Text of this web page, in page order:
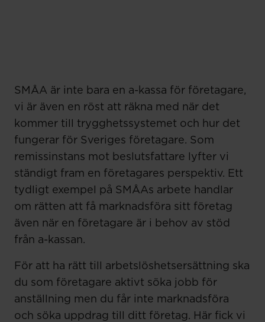
SMÅA är inte bara en a-kassa för företagare,
vi är även en röst att räkna med när det
kommer till trygghetssystemet och hur det
fungerar för Sveriges företagare. Som
remissinstans mot beslutsfattare lyfter vi
ständigt fram en företagares perspektiv. Ett
tydligt exempel på SMÅAs arbete handlar
om rätten att få marknadsföra sitt företag
även när en företagare är i behov av stöd
från a-kassan.
För att ha rätt till arbetslöshetsersättning ska
du som företagare aktivt söka jobb för
anställning men du får inte marknadsföra
och söka uppdrag till ditt företag. Här fick vi